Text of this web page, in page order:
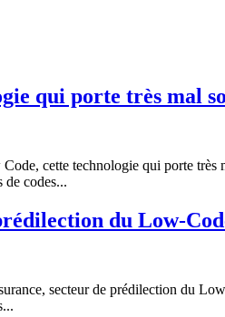
qui porte très mal
cette technologie qui porte très
de codes...
du Low-
secteur de prédilection du